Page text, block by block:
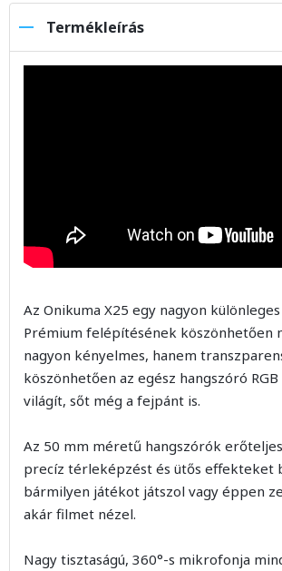
Termékleírás
Az Onikuma X25 egy nagyon
Prémium felépítésének köszönhetően
nagyon kényelmes, hanem
köszönhetően az egész hangszóró
világít, sőt még a fejpánt is.
Az 50 mm méretű hangszórók
precíz térleképzést és ütős effekteket
bármilyen játékot játszol vagy éppen
akár filmet nézel.
Nagy tisztaságú, 360°-s mikrofonja